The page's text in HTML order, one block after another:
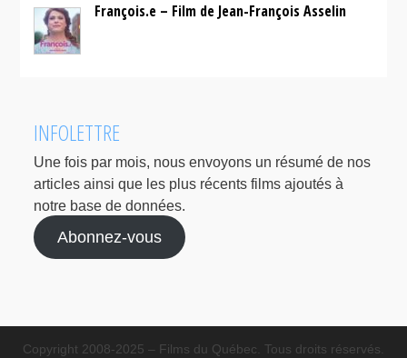
François.e – Film de Jean-François Asselin
INFOLETTRE
Une fois par mois, nous envoyons un résumé de nos
articles ainsi que les plus récents films ajoutés à
notre base de données.
Abonnez-vous
Copyright 2008-2025 – Films du Québec. Tous droits réservés.